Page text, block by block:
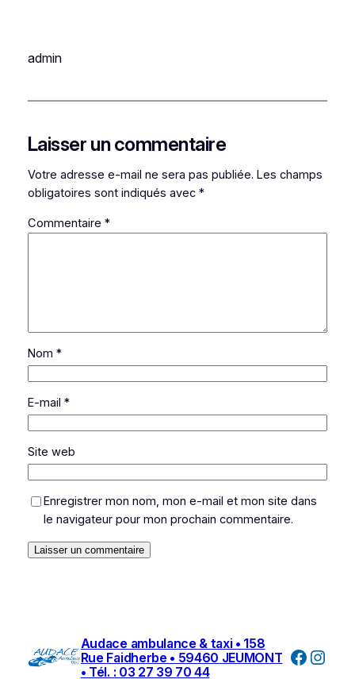
admin
Laisser un commentaire
Votre adresse e-mail ne sera pas publiée. Les champs
obligatoires sont indiqués avec *
Commentaire *
Nom *
E-mail *
Site web
Enregistrer mon nom, mon e-mail et mon site dans
le navigateur pour mon prochain commentaire.
Audace ambulance & taxi • 158
Rue Faidherbe • 59460 JEUMONT
• Tél. : 03 27 39 70 44